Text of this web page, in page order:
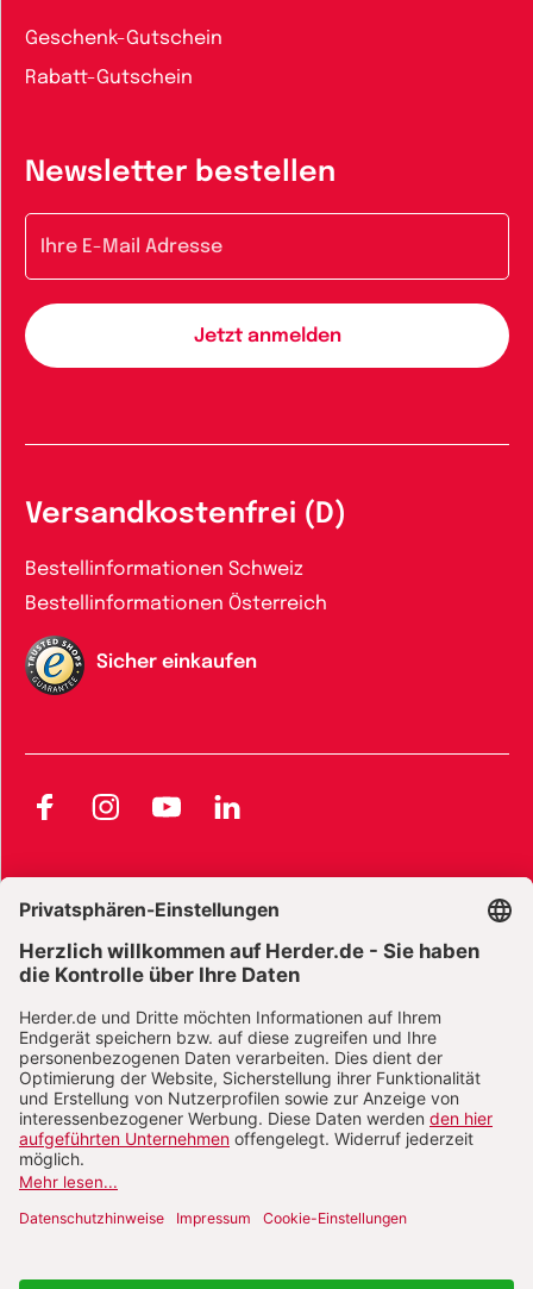
Geschenk-Gutschein
Rabatt-Gutschein
Newsletter bestellen
Versandkostenfrei (D)
Bestellinformationen Schweiz
Bestellinformationen Österreich
Sicher einkaufen
FacebookInstagramYouTubeLinkedIn
Widerrufsbelehrung E-Books
Widerrufsbelehrung Zeitschriften Datenschutz
Datenschutz Social Media Barrierefreiheit
Vertrag widerrufen